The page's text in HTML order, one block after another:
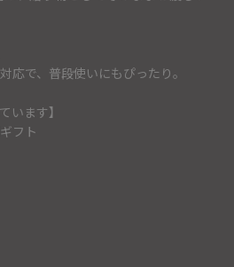
応で、普段使いにもぴったり。
います】
フト